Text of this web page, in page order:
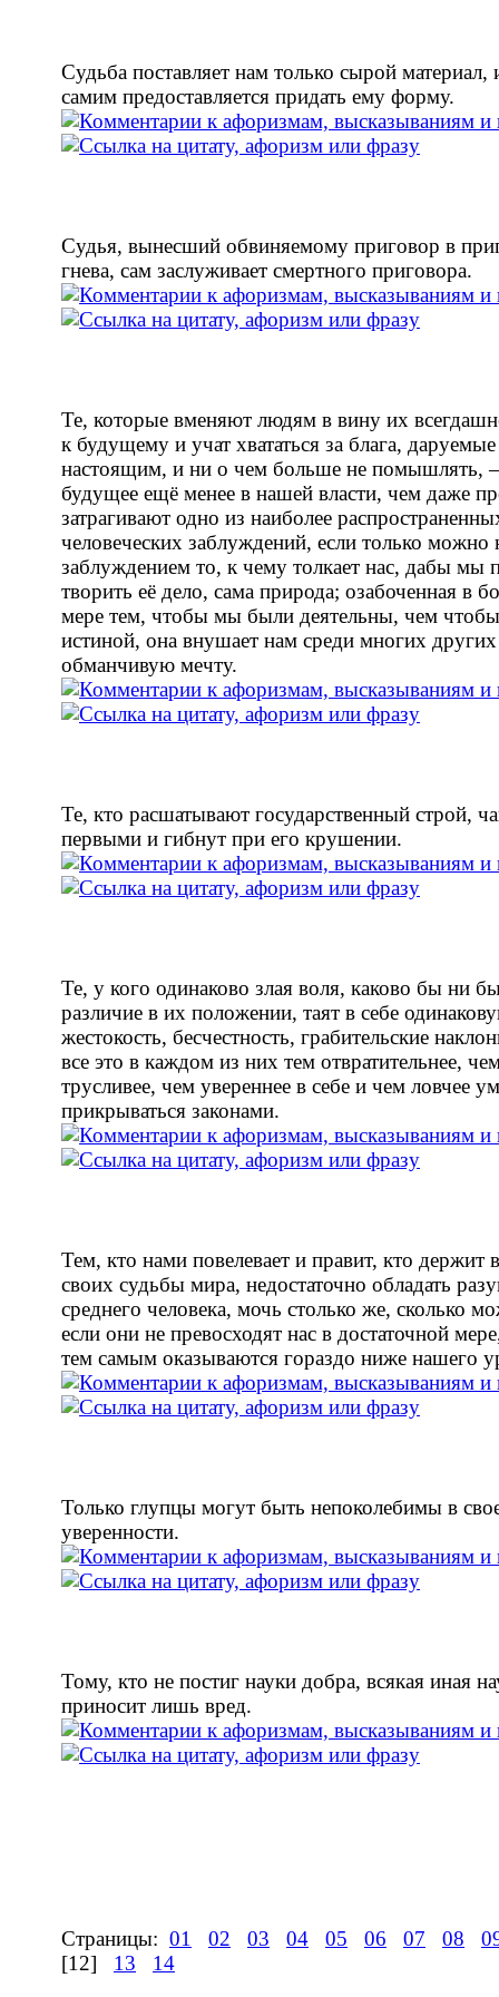
Судьба поставляет нам только сырой материал,
самим предоставляется придать ему форму.
Судья, вынесший обвиняемому приговор в
гнева, сам заслуживает смертного приговора.
Те, которые вменяют людям в вину их
к будущему и учат хвататься за блага,
настоящим, и ни о чем больше не помышлять,
будущее ещё менее в нашей власти, чем даже
затрагивают одно из наиболее
человеческих заблуждений, если только можно
заблуждением то, к чему толкает нас, дабы мы
творить её дело, сама природа; озабоченная в
мере тем, чтобы мы были деятельны, чем
истиной, она внушает нам среди многих
обманчивую мечту.
Те, кто расшатывают государственный строй,
первыми и гибнут при его крушении.
Те, у кого одинаково злая воля, каково бы ни
различие в их положении, таят в себе
жестокость, бесчестность, грабительские
все это в каждом из них тем отвратительнее,
трусливее, чем увереннее в себе и чем ловчее
прикрываться законами.
Тем, кто нами повелевает и правит, кто держит
своих судьбы мира, недостаточно обладать
среднего человека, мочь столько же, сколько
если они не превосходят нас в достаточной
тем самым оказываются гораздо ниже нашего
Только глупцы могут быть непоколебимы в
уверенности.
Тому, кто не постиг науки добра, всякая иная
приносит лишь вред.
Страницы: 01 02 03 04 05 06 07 08
[12] 13 14